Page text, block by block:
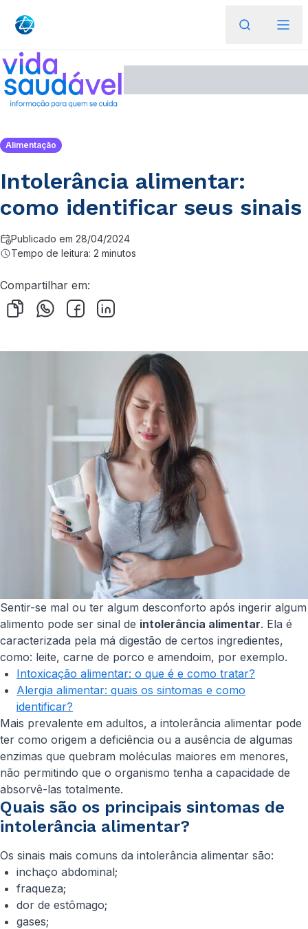
Alimentação
Intolerância alimentar:
como identificar seus sinais
Publicado em 28/04/2024
Tempo de leitura: 2 minutos
Compartilhar em:
Sentir-se mal ou ter algum desconforto após ingerir algum
alimento pode ser sinal de intolerância alimentar. Ela é
caracterizada pela má digestão de certos ingredientes,
como: leite, carne de porco e amendoim, por exemplo.
Intoxicação alimentar: o que é e como tratar?
Alergia alimentar: quais os sintomas e como
identificar?
Mais prevalente em adultos, a intolerância alimentar pode
ter como origem a deficiência ou a ausência de algumas
enzimas que quebram moléculas maiores em menores,
não permitindo que o organismo tenha a capacidade de
absorvê-las totalmente.
Quais são os principais sintomas de
intolerância alimentar?
Os sinais mais comuns da intolerância alimentar são:
inchaço abdominal;
fraqueza;
dor de estômago;
gases;